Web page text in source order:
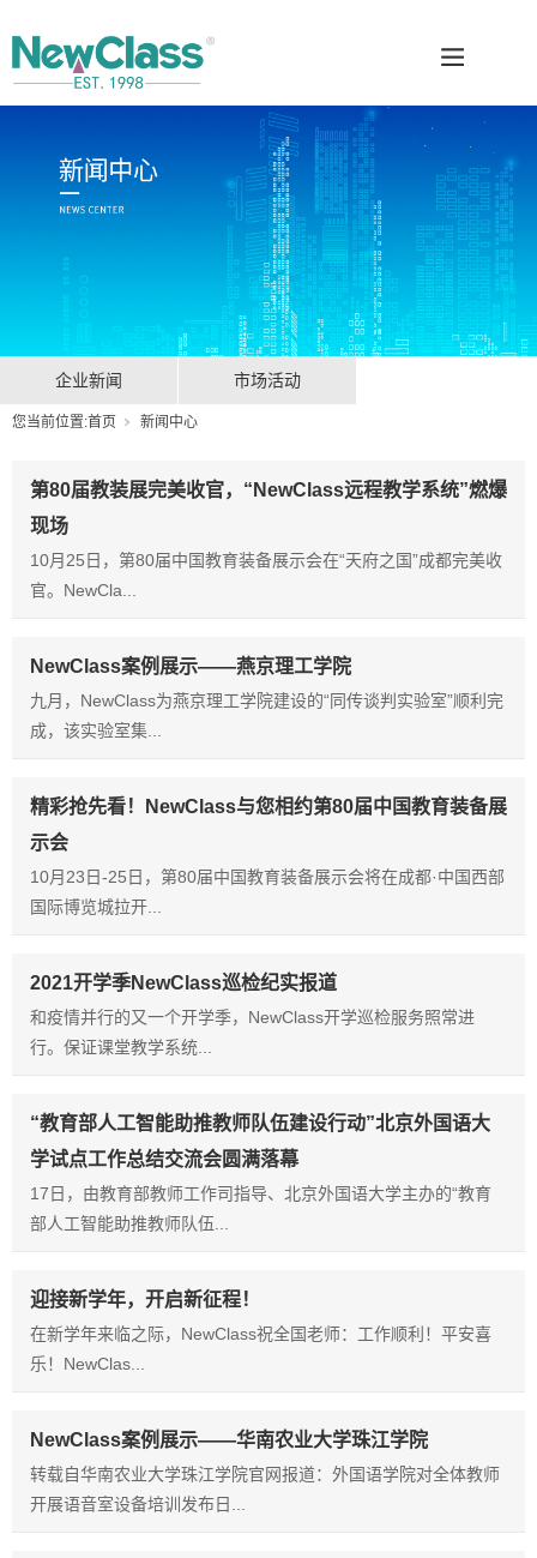
企业新闻 市场活动
您当前位置:首页 新闻中心
第80届教装展完美收官，“NewClass远程教学系统”燃爆
现场
10月25日，第80届中国教育装备展示会在“天府之国”成都完美收
官。NewCla...
NewClass案例展示——燕京理工学院
九月，NewClass为燕京理工学院建设的“同传谈判实验室”顺利完
成，该实验室集...
精彩抢先看！NewClass与您相约第80届中国教育装备展
示会
10月23日-25日，第80届中国教育装备展示会将在成都·中国西部
国际博览城拉开...
2021开学季NewClass巡检纪实报道
和疫情并行的又一个开学季，NewClass开学巡检服务照常进
行。保证课堂教学系统...
“教育部人工智能助推教师队伍建设行动”北京外国语大
学试点工作总结交流会圆满落幕
17日，由教育部教师工作司指导、北京外国语大学主办的“教育
部人工智能助推教师队伍...
迎接新学年，开启新征程！
在新学年来临之际，NewClass祝全国老师：工作顺利！平安喜
乐！NewClas...
NewClass案例展示——华南农业大学珠江学院
转载自华南农业大学珠江学院官网报道：外国语学院对全体教师
开展语音室设备培训发布日...